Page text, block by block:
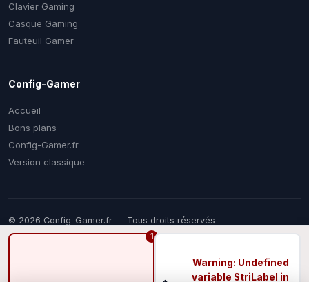
1
Warning: Undefined
variable $triLabel in
Clavier Gaming
Casque Gaming
Fauteuil Gamer
Config-Gamer
Accueil
Bons plans
Config-Gamer.fr
Version classique
© 2026 Config-Gamer.fr — Tous droits réservés
Prix mis à jour régulièrement. Certains liens sont des liens
commission nous aide à financer ce comparateur gratuit.